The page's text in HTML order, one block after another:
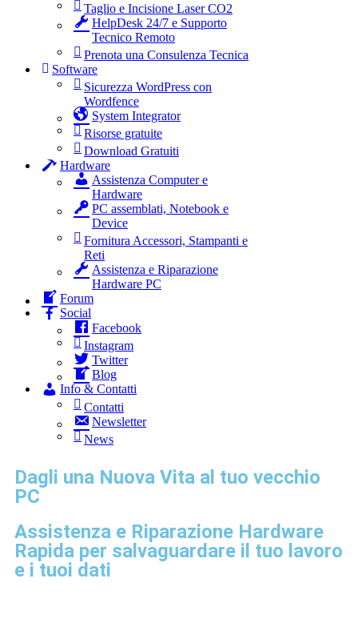
Taglio e Incisione Laser CO2
HelpDesk 24/7 e Supporto
Tecnico Remoto
Prenota una Consulenza Tecnica
Software
Sicurezza WordPress con
Wordfence
System Integrator
Risorse gratuite
Download Gratuiti
Hardware
Assistenza Computer e
Hardware
PC assemblati, Notebook e
Device
Fornitura Accessori, Stampanti e
Reti
Assistenza e Riparazione
Hardware PC
Forum
Social
Facebook
Instagram
Twitter
Blog
Info & Contatti
Contatti
Newsletter
News
Dagli una Nuova Vita al tuo vecchio
PC
Assistenza e Riparazione Hardware
Rapida per salvaguardare il tuo lavoro
e i tuoi dati